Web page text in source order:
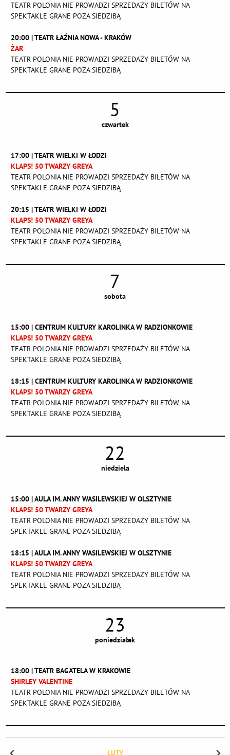
TEATR POLONIA NIE PROWADZI SPRZEDAŻY BILETÓW NA
SPEKTAKLE GRANE POZA SIEDZIBĄ
20:00 | TEATR ŁAŹNIA NOWA - KRAKÓW
ŻAR
TEATR POLONIA NIE PROWADZI SPRZEDAŻY BILETÓW NA
SPEKTAKLE GRANE POZA SIEDZIBĄ
5
czwartek
17:00 | TEATR WIELKI W ŁODZI
KLAPS! 50 TWARZY GREYA
TEATR POLONIA NIE PROWADZI SPRZEDAŻY BILETÓW NA
SPEKTAKLE GRANE POZA SIEDZIBĄ
20:15 | TEATR WIELKI W ŁODZI
KLAPS! 50 TWARZY GREYA
TEATR POLONIA NIE PROWADZI SPRZEDAŻY BILETÓW NA
SPEKTAKLE GRANE POZA SIEDZIBĄ
7
sobota
15:00 | CENTRUM KULTURY KAROLINKA W RADZIONKOWIE
KLAPS! 50 TWARZY GREYA
TEATR POLONIA NIE PROWADZI SPRZEDAŻY BILETÓW NA
SPEKTAKLE GRANE POZA SIEDZIBĄ
18:15 | CENTRUM KULTURY KAROLINKA W RADZIONKOWIE
KLAPS! 50 TWARZY GREYA
TEATR POLONIA NIE PROWADZI SPRZEDAŻY BILETÓW NA
SPEKTAKLE GRANE POZA SIEDZIBĄ
22
niedziela
15:00 | AULA IM. ANNY WASILEWSKIEJ W OLSZTYNIE
KLAPS! 50 TWARZY GREYA
TEATR POLONIA NIE PROWADZI SPRZEDAŻY BILETÓW NA
SPEKTAKLE GRANE POZA SIEDZIBĄ
18:15 | AULA IM. ANNY WASILEWSKIEJ W OLSZTYNIE
KLAPS! 50 TWARZY GREYA
TEATR POLONIA NIE PROWADZI SPRZEDAŻY BILETÓW NA
SPEKTAKLE GRANE POZA SIEDZIBĄ
23
poniedziałek
18:00 | TEATR BAGATELA W KRAKOWIE
SHIRLEY VALENTINE
TEATR POLONIA NIE PROWADZI SPRZEDAŻY BILETÓW NA
SPEKTAKLE GRANE POZA SIEDZIBĄ
LUTY